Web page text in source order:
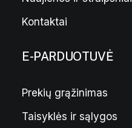
Kontaktai
E-PARDUOTUVĖ
Prekių grąžinimas
Taisyklės ir sąlygos